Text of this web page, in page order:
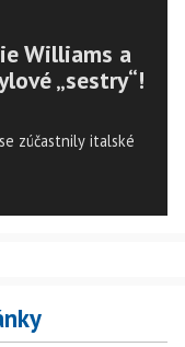
Williams a
„sestry“!
zúčastnily italské